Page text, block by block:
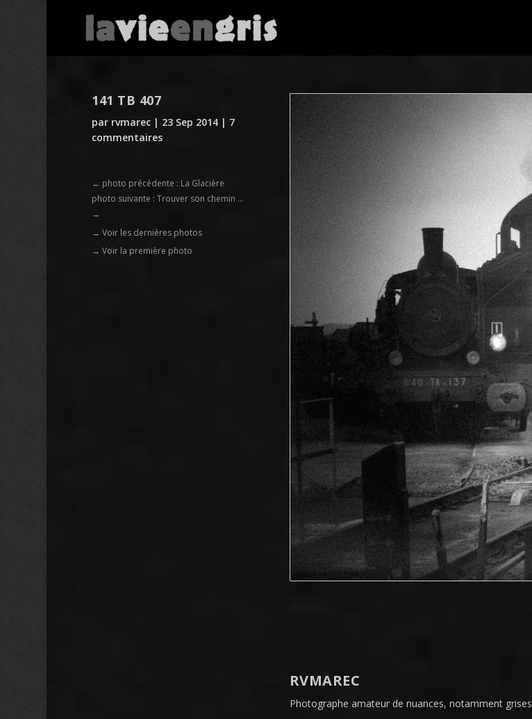
141 TB 407
par rvmarec | 23 Sep 2014 | 7
commentaires
← photo précédente : La Glacière
photo suivante : Trouver son chemin ...
→
→ Voir les dernières photos
→ Voir la première photo
RVMAREC
Photographe amateur de nuances, notamment grises